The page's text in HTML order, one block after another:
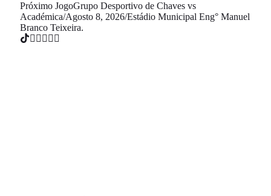
Próximo JogoGrupo Desportivo de Chaves vs
Académica/Agosto 8, 2026/Estádio Municipal Eng° Manuel
Branco Teixeira.